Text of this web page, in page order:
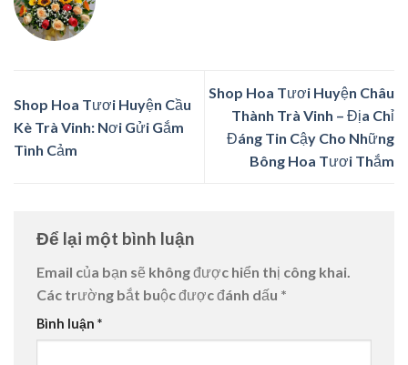
Shop Hoa Tươi Huyện Cầu
Kè Trà Vinh: Nơi Gửi Gắm
Tình Cảm
Shop Hoa Tươi Huyện Châu
Thành Trà Vinh – Địa Chỉ
Đáng Tin Cậy Cho Những
Bông Hoa Tươi Thắm
Để lại một bình luận
Email của bạn sẽ không được hiển thị công khai.
Các trường bắt buộc được đánh dấu *
Bình luận *